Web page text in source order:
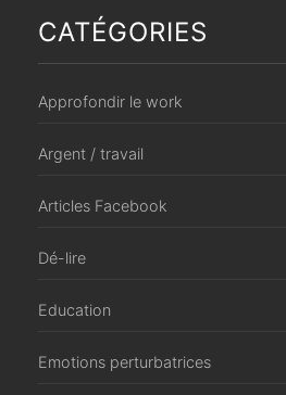
CATÉGORIES
Approfondir le work
Argent / travail
Articles Facebook
Dé-lire
Education
Emotions perturbatrices